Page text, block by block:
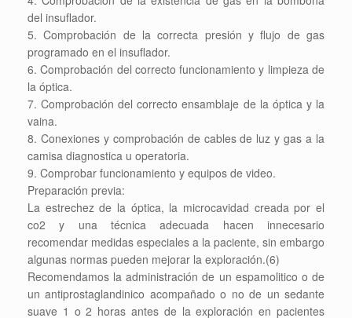
del insuflador.
5. Comprobación de la correcta presión y flujo de gas
programado en el insuflador.
6. Comprobación del correcto funcionamiento y limpieza de
la óptica.
7. Comprobación del correcto ensamblaje de la óptica y la
vaina.
8. Conexiones y comprobación de cables de luz y gas a la
camisa diagnostica u operatoria.
9. Comprobar funcionamiento y equipos de video.
Preparación previa:
La estrechez de la óptica, la microcavidad creada por el
co2 y una técnica adecuada hacen innecesario
recomendar medidas especiales a la paciente, sin embargo
algunas normas pueden mejorar la exploración.(6)
Recomendamos la administración de un espamolitico o de
un antiprostaglandinico acompañado o no de un sedante
suave 1 o 2 horas antes de la exploración en pacientes